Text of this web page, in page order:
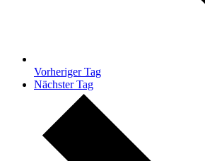
Vorheriger Tag
Nächster Tag